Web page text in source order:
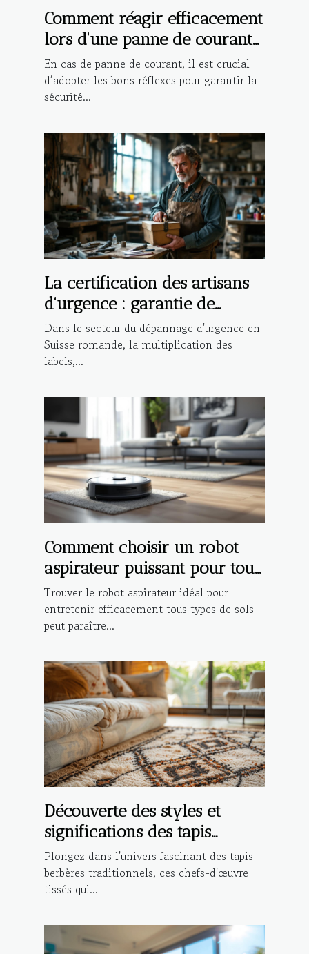
Comment réagir efficacement
lors d'une panne de courant
?
En cas de panne de courant, il est crucial
d’adopter les bons réflexes pour garantir la
sécurité...
La certification des artisans
d'urgence : garantie de
qualité ou marketing ?
Dans le secteur du dépannage d'urgence en
Suisse romande, la multiplication des
labels,...
Comment choisir un robot
aspirateur puissant pour tout
type de sol ?
Trouver le robot aspirateur idéal pour
entretenir efficacement tous types de sols
peut paraître...
Découverte des styles et
significations des tapis
berbères traditionnels
Plongez dans l'univers fascinant des tapis
berbères traditionnels, ces chefs-d'œuvre
tissés qui...